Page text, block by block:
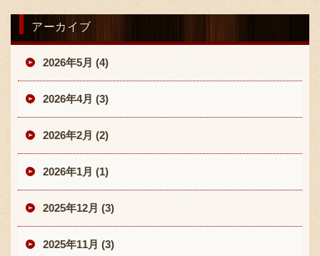
アーカイブ
2026年5月 (4)
2026年4月 (3)
2026年2月 (2)
2026年1月 (1)
2025年12月 (3)
2025年11月 (3)